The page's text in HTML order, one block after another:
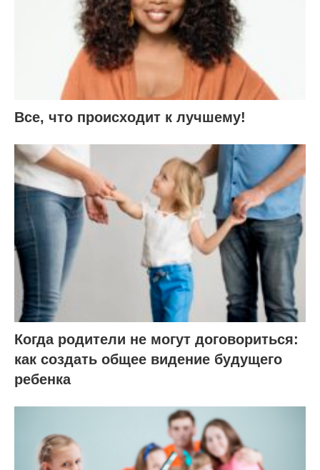
Все, что происходит к лучшему!
Когда родители не могут договориться:
как создать общее видение будущего
ребенка